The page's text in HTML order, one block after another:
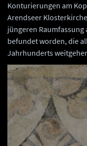
Konturierungen am
Arendseer
jüngeren
befundet worden, die
Jahrhunderts